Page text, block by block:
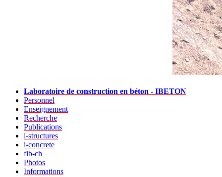
Laboratoire de construction en béton - IBETON
Personnel
Enseignement
Recherche
Publications
i-structures
i-concrete
fib-ch
Photos
Informations